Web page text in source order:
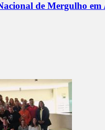
de Mergulho